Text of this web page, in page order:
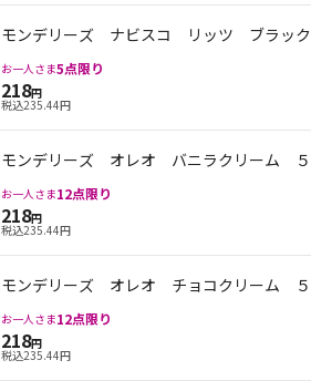
モンデリーズ ナビスコ リッツ ブラッ
お一人さま5点限り
218円
税込235.44円
モンデリーズ オレオ バニラクリーム
お一人さま12点限り
218円
税込235.44円
モンデリーズ オレオ チョコクリーム
お一人さま12点限り
218円
税込235.44円